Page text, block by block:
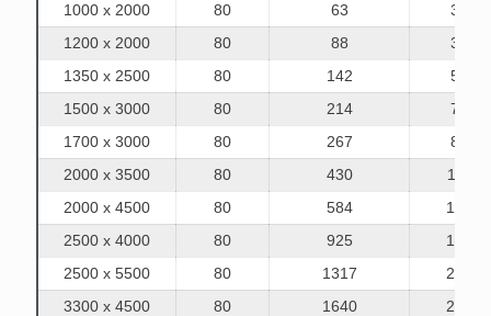
1000 x 2000
80 63
338
1200 x 2000
80 88
390
1350 x 2500
80 142
561
1500 x 3000
80 214
761
1700 x 3000
80 267
840
2000 x 3500
80 430
1150
2000 x 4500
80 584
1560
2500 x 4000
80 925
1815
2500 x 5500
80 1317
2653
3300 x 4500
80 1640
2476